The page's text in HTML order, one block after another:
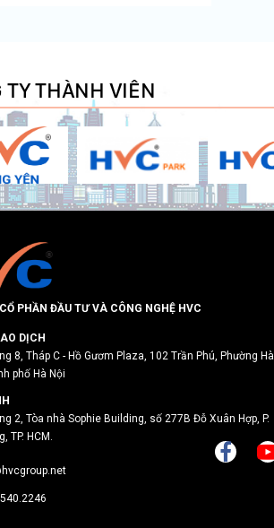
TY THÀNH VIÊN
PHẦN ĐẦU TƯ VÀ CÔNG NGHỆ HVC
DỊCH
8, Tháp C - Hồ Gươm Plaza, 102 Trần Phú, Phường Hà
phố Hà Nội
2, Tòa nhà Sophie Building, số 277B Đỗ Xuân Hợp, P.
TP. HCM.